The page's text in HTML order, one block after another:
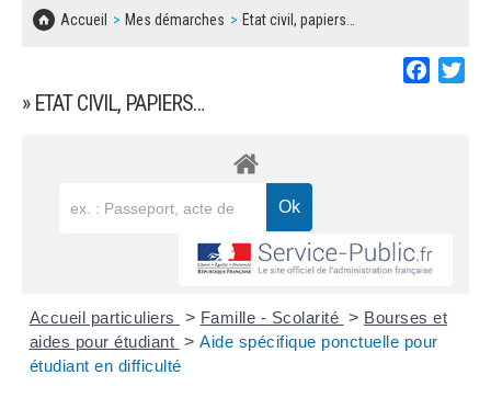
Accueil Mes démarches Etat civil, papiers…
» ETAT CIVIL, PAPIERS…
Accueil particuliers > Famille - Scolarité > Bourses et
aides pour étudiant > Aide spécifique ponctuelle pour
étudiant en difficulté
CONCERTATIONS PUBLIQUES
SOLIDARITÉ, LOGEMENT
SÉNIORS
DECHETS
BESOIN D'UNE AIDE ?
LES ASSOCIATIONS
MARCHÉS PUBLICS
DOCUMENT D'INFORMATION COMMUNAL
REGLEMENT LOCAL DE PUBLICITÉ
DECLARATION DE DEMARCHAGE
DOSSIER DE DEMANDE DE SUBVENTION
DEMANDE DE PRÊT DE MATERIEL